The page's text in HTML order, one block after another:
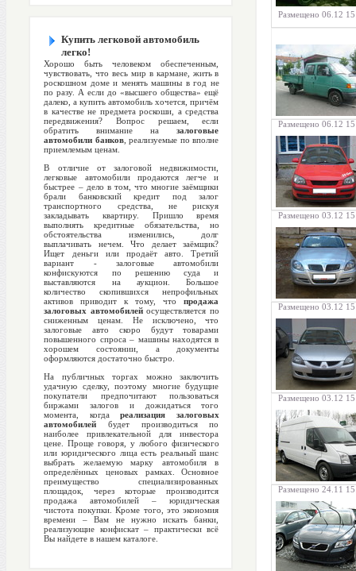
Купить легковой автомобиль
легко!
Хорошо быть человеком обеспеченным,
чувствовать, что весь мир в кармане, жить в
роскошном доме и менять машины в год не
по разу. А если до «высшего общества» ещё
далеко, а купить автомобиль хочется, причём
в качестве не предмета роскоши, а средства
передвижения? Вопрос решаем, если
обратить внимание назалоговые
автомобили банков , реализуемые по вполне
приемлемым ценам.
В отличие от залоговой недвижимости,
легковые автомобили продаются легче и
быстрее – дело в том, что многие заёмщики
брали банковский кредит под залог
транспортного средства, не рискуя
закладывать квартиру. Пришло время
выполнять кредитные обязательства, но
обстоятельства изменились, долг
выплачивать нечем. Что делает заёмщик?
Ищет деньги или продаёт авто. Третий
вариант - залоговые автомобили
конфискуются по решению суда и
выставляются на аукцион. Большое
количество скопившихся непрофильных
активов приводит к тому, чтопродажа
залоговых автомобилейосуществляется по
сниженным ценам. Не исключено, что
залоговые авто скоро будут товарами
повышенного спроса – машины находятся в
хорошем состоянии, а документы
оформляются достаточно быстро.
На публичных торгах можно заключить
удачную сделку, поэтому многие будущие
покупатели предпочитают пользоваться
биржами залогов и дожидаться того
момента, когдареализация залоговых
автомобилей будет производиться по
наиболее привлекательной для инвестора
цене. Проще говоря, у любого физического
или юридического лица есть реальный шанс
выбрать желаемую марку автомобиля в
определённых ценовых рамках. Основное
преимущество специализированных
площадок, через которые производится
продажа автомобилей – юридическая
чистота покупки. Кроме того, это экономия
времени – Вам не нужно искать банки,
реализующие конфискат – практически всё
Вы найдете в нашем каталоге.
Размещено 06.12
Размещено 06.12
Размещено 03.12
Размещено 03.12
Размещено 03.12
Размещено 24.11